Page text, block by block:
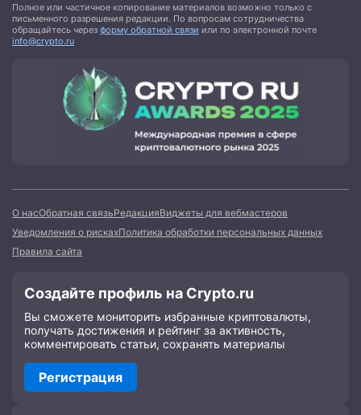
Полное или частичное копирование материалов возможно только с
письменного разрешения редакции. По вопросам сотрудничества
обращайтесь через форму обратной связи или по электронной почте
info@crypto.ru
О насОбратная связьРедакцияВиджеты для вебмастеров
Уведомления о рискахПолитика обработки персональных данных
Правила сайта
Создайте профиль на Crypto.ru
Вы сможете мониторить избранные криптовалюты,
получать достижения и рейтинг за активность,
комментировать статьи, сохранять материалы
Регистрация